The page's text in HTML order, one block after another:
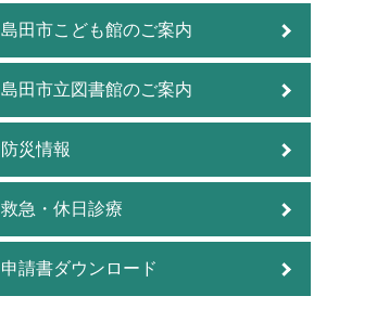
島田市こども館のご案内
島田市立図書館のご案内
防災情報
救急・休日診療
申請書ダウンロード